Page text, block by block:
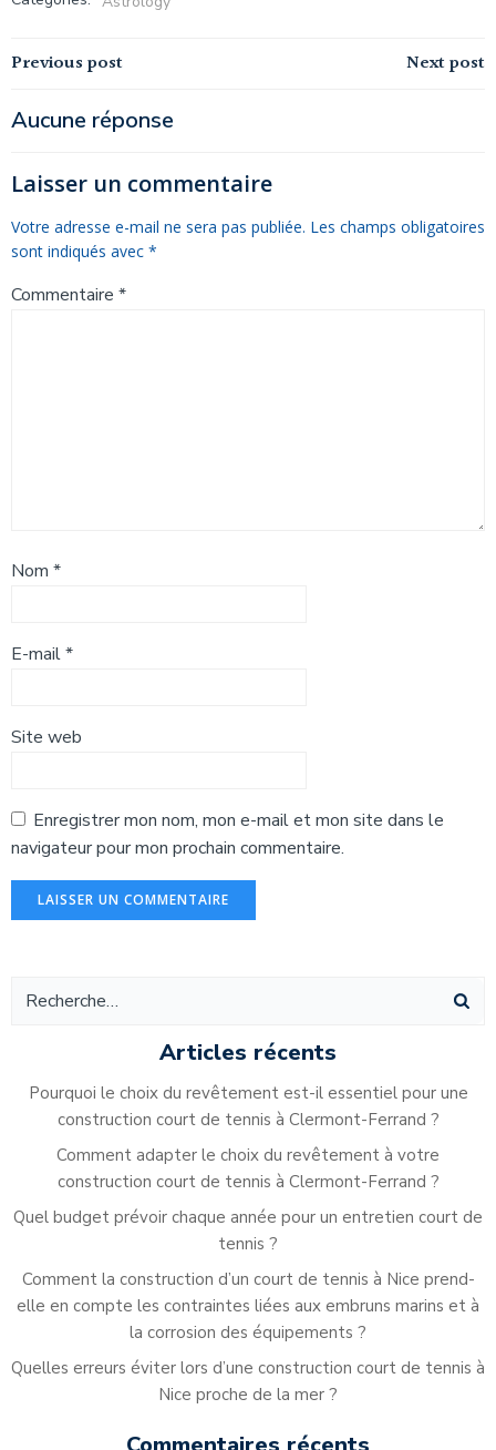
Navigation
de
l’article
Previous post Navigation
l’article
Next post
Aucune réponse
Laisser un commentaire
Votre adresse e-mail ne sera pas publiée. Les champs obligatoires
sont indiqués avec *
Commentaire *
Nom *
E-mail*
Site web
Enregistrer mon nom, mon e-mail et mon site dans le
navigateur pour mon prochain commentaire.
Articles récents
Pourquoi le choix du revêtement est-il essentiel pour une
construction court de tennis à Clermont-Ferrand ?
Comment adapter le choix du revêtement à votre
construction court de tennis à Clermont-Ferrand ?
Quel budget prévoir chaque année pour un entretien court de
tennis ?
Comment la construction d’un court de tennis à Nice prend-
elle en compte les contraintes liées aux embruns marins et à
la corrosion des équipements ?
Quelles erreurs éviter lors d’une construction court de tennis à
Nice proche de la mer ?